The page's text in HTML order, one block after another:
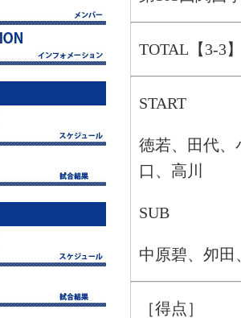
TOTAL【3-3
START
徳若、田代、
口、高川
SUB
中原碧、夘
［得点］